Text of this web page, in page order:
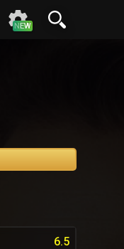
NEW
6.5